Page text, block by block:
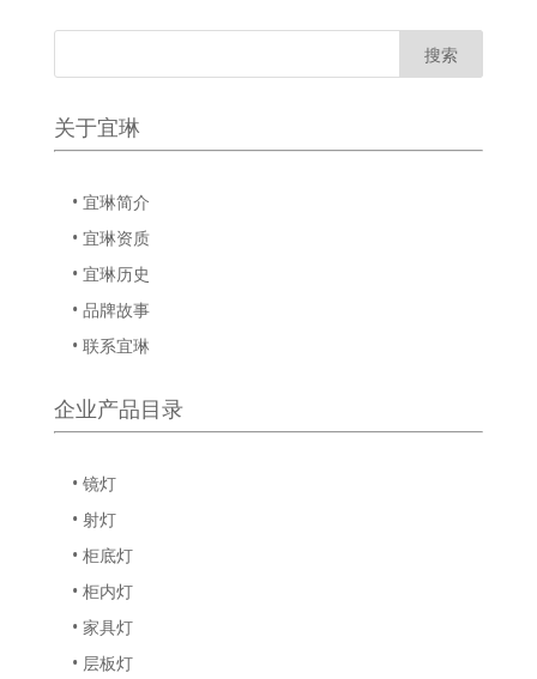
关于宜琳
• 宜琳简介
• 宜琳资质
• 宜琳历史
• 品牌故事
• 联系宜琳
企业产品目录
• 镜灯
• 射灯
• 柜底灯
• 柜内灯
• 家具灯
• 层板灯